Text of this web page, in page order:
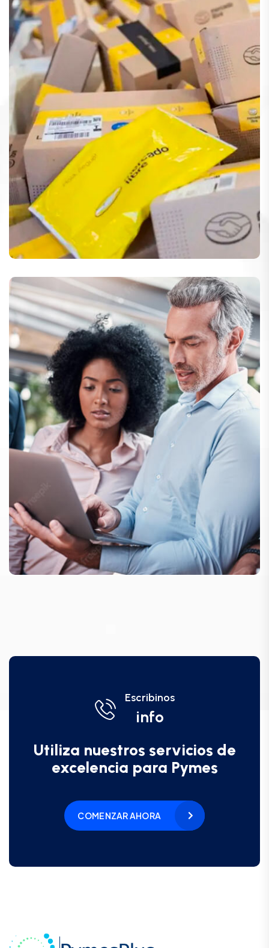
Escribinos
info
Utiliza nuestros servicios de
excelencia para Pymes
COMENZAR AHORA